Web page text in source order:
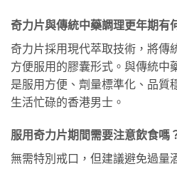
奇力片與傳統中藥調理更年期有
奇力片採用現代萃取技術，將傳
方便服用的膠囊形式。與傳統中
是服用方便、劑量標準化、品質
生活忙碌的香港男士。
服用奇力片期間需要注意飲食嗎
無需特別戒口，但建議避免過量